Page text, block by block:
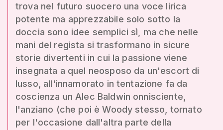
trova nel futuro suocero una voce lirica
potente ma apprezzabile solo sotto la
doccia sono idee semplici sì, ma che nelle
mani del regista si trasformano in sicure
storie divertenti in cui la passione viene
insegnata a quel neosposo da un'escort di
lusso, all'innamorato in tentazione fa da
coscienza un Alec Baldwin onnisciente,
l'anziano (che poi è Woody stesso, tornato
per l'occasione dall'altra parte della